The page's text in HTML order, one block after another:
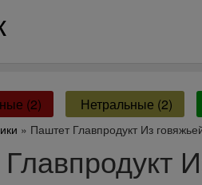
(2) Нетральные (2)
» Паштет Главпродукт Из